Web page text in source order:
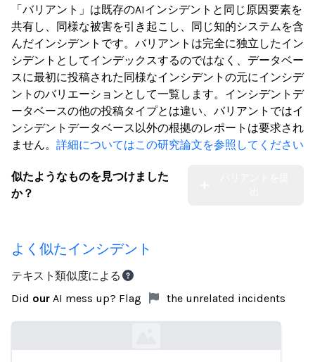
「バリアント」は既存のAIインシデントと同じ原因要素を
共有し、同様な被害を引き起こし、同じ知的システムを含
んだインシデントです。バリアントは完全に独立したイン
シデントとしてインデックスするのではなく、データベー
スに最初に投稿された同様なインシデントの元にインシデ
ントのバリエーションとして一覧します。インシデントデ
ータベースの他の投稿タイプとは違い、バリアントではイ
ンシデントデータベース以外の根拠のレポートは要求され
ません。 詳細についてはこの研究論文を参照してください
似たようなものを見つけました
か？
よく似たインシデント
テキスト類似度による
Did our AI mess up? Flag the unrelated incidents